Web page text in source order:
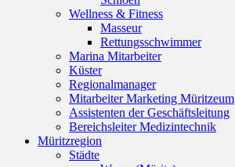
Wellness & Fitness
Masseur
Rettungsschwimmer
Marina Mitarbeiter
Küster
Regionalmanager
Mitarbeiter Marketing Müritzeum
Assistenten der Geschäftsleitung
Bereichsleiter Medizintechnik
Müritzregion
Städte